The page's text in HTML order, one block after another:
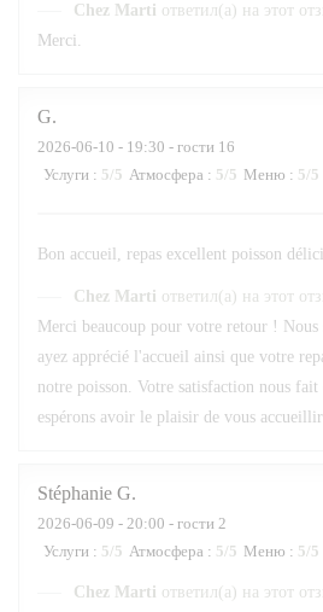
Chez Marti ответил(а) на этот
Merci.
G
2026-06-10 - 19:30 - гости 16
Услуги : 5/5 Атмосфера : 5/5 Меню : 5/5
Bon accueil, repas excellent poisson
Chez Marti ответил(а) на этот
Merci beaucoup pour votre retour ! Nous
ayez apprécié l'accueil ainsi que votre
notre poisson. Votre satisfaction nous
espérons avoir le plaisir de vous
Stéphanie G
2026-06-09 - 20:00 - гости 2
Услуги : 5/5 Атмосфера : 5/5 Меню : 5/5
Chez Marti ответил(а) на этот